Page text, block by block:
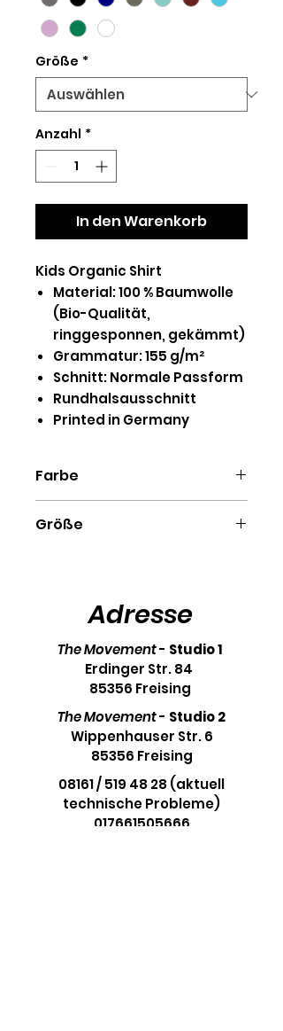
Größe *
Anzahl *
In den Warenkorb
Kids Organic Shirt
Material: 100 % Baumwolle
(Bio-Qualität,
ringgesponnen, gekämmt)
Grammatur: 155 g/m²
Schnitt: Normale Passform
Rundhalsausschnitt
Printed in Germany
Farbe
Navy, Khaki, Royal Blue, Glazed
Größe
Adresse
The Movement- Studio 1
Erdinger Str. 84
85356 Freising
The Movement- Studio 2
Wippenhauser Str. 6
85356 Freising
08161 / 519 48 28 (aktuell
technische Probleme)
017661505666